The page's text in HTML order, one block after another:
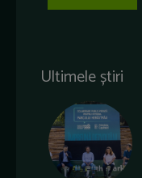
Ultimele știri